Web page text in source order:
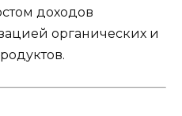
доходов
органических и